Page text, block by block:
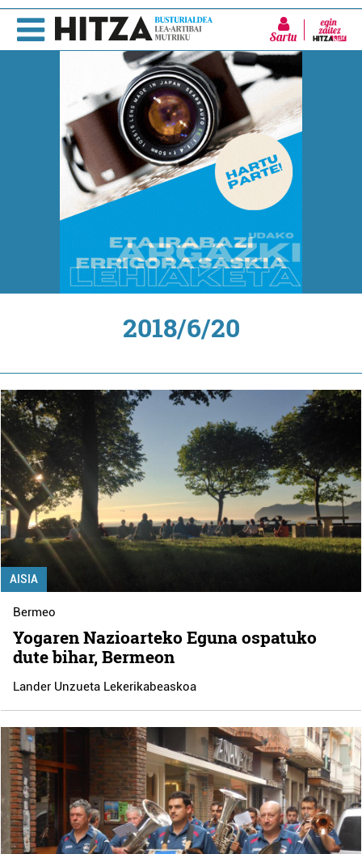
Sartu
2018/6/20
AISIA
Bermeo
Yogaren Nazioarteko Eguna ospatuko
dute bihar, Bermeon
Lander Unzueta Lekerikabeaskoa